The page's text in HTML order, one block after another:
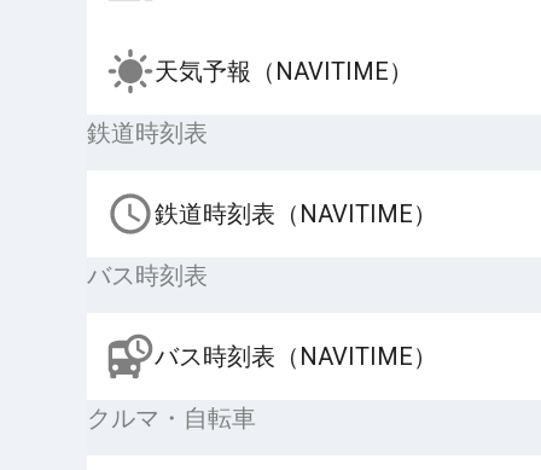
天気予報（NAVITIME）
鉄道時刻表
鉄道時刻表（NAVITIME）
バス時刻表
バス時刻表（NAVITIME）
クルマ・自転車